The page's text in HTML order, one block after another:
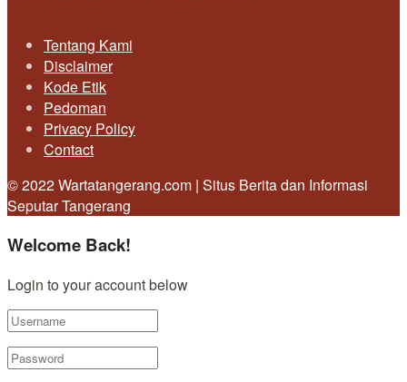
Tentang Kami
Disclaimer
Kode Etik
Pedoman
Privacy Policy
Contact
© 2022 Wartatangerang.com | Situs Berita dan Informasi
Seputar Tangerang
Welcome Back!
Login to your account below